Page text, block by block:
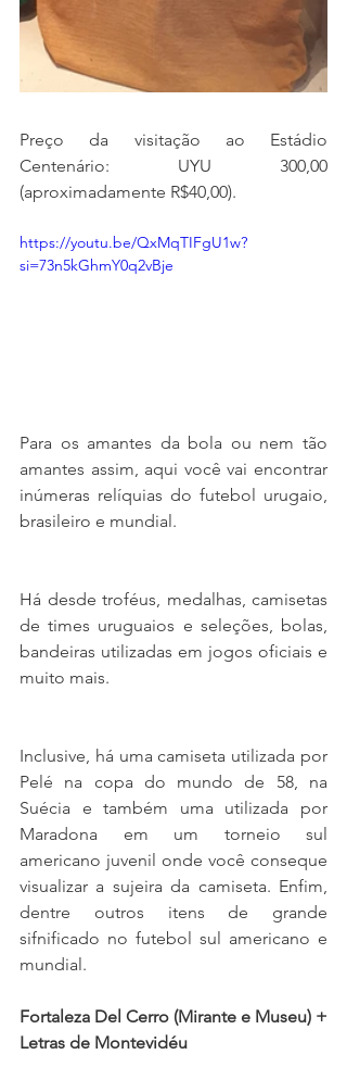
Preço da visitação ao Estádio
Centenário: UYU 300,00
(aproximadamente R$40,00).
https://youtu.be/QxMqTIFgU1w?
si=73n5kGhmY0q2vBje
Para os amantes da bola ou nem tão
amantes assim, aqui você vai encontrar
inúmeras relíquias do futebol urugaio,
brasileiro e mundial.
Há desde troféus, medalhas, camisetas
de times uruguaios e seleções, bolas,
bandeiras utilizadas em jogos oficiais e
muito mais.
Inclusive, há uma camiseta utilizada por
Pelé na copa do mundo de 58, na
Suécia e também uma utilizada por
Maradona em um torneio sul
americano juvenil onde você conseque
visualizar a sujeira da camiseta. Enfim,
dentre outros itens de grande
sifnificado no futebol sul americano e
mundial.
Fortaleza Del Cerro (Mirante e Museu) +
Letras de Montevidéu